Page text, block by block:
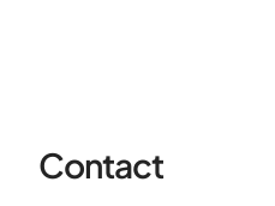
Contact